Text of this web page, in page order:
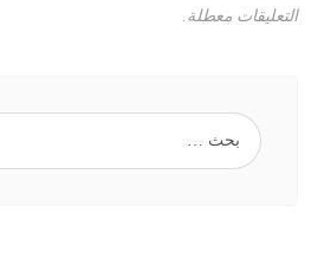
التعليقات معطلة.